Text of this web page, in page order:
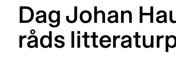
Dag Johan
råds